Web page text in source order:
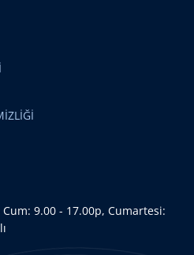
Cum: 9.00 - 17.00p, Cumartesi: